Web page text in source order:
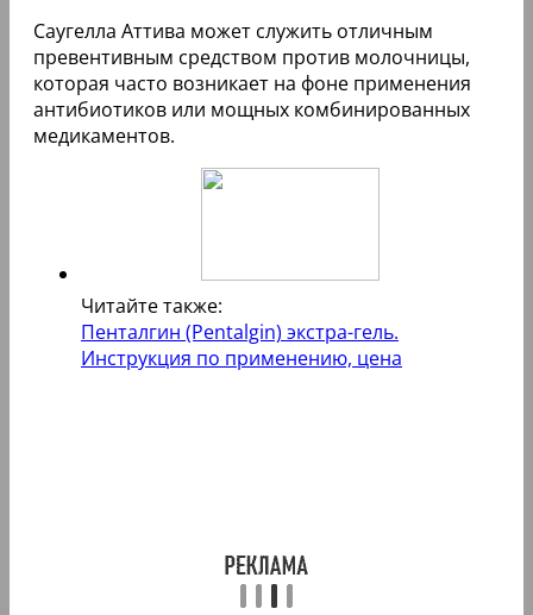
Саугелла Аттива может служить отличным
превентивным средством против молочницы,
которая часто возникает на фоне применения
антибиотиков или мощных комбинированных
медикаментов.
Читайте также:
Пенталгин (Pentalgin) экстра-гель.
Инструкция по применению, цена